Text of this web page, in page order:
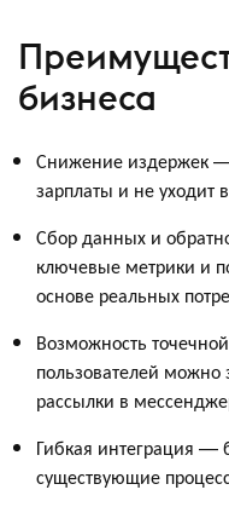
бизнеса
Снижение издержек
зарплаты и не уходит
Сбор данных и
ключевые метрики и
основе реальных
Возможность
пользователей можно
рассылки в
Гибкая интеграция —
существующие